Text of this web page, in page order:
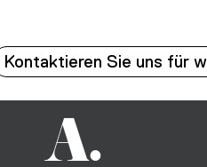
Kontaktieren Sie uns für